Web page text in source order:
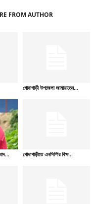
FROM AUTHOR
গোদাগাড়ী উপজেলা জামায়াতের...
গোদাগাড়ীতে এনসিপি’র বিক্ষ...